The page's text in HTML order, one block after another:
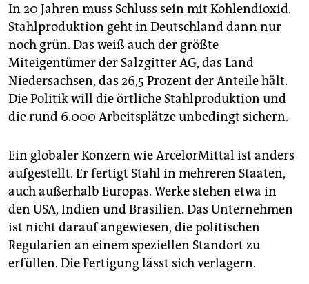
In 20 Jahren muss Schluss sein mit Kohlendioxid.
Stahlproduktion geht in Deutschland dann nur
noch grün. Das weiß auch der größte
Miteigentümer der Salzgitter AG, das Land
Niedersachsen, das 26,5 Prozent der Anteile hält.
Die Politik will die örtliche Stahlproduktion und
die rund 6.000 Arbeitsplätze unbedingt sichern.
Ein globaler Konzern wie ArcelorMittal ist anders
aufgestellt. Er fertigt Stahl in mehreren Staaten,
auch außerhalb Europas. Werke stehen etwa in
den USA, Indien und Brasilien. Das Unternehmen
ist nicht darauf angewiesen, die politischen
Regularien an einem speziellen Standort zu
erfüllen. Die Fertigung lässt sich verlagern.